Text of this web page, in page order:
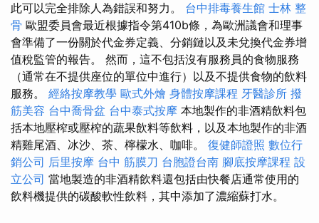
此可以完全排除人為錯誤和努力。 台中排毒養生館 士林 整
骨 歐盟委員會最近根據指令第410b條，為歐洲議會和理事
會準備了一份關於代金券定義、分銷鏈以及未兌換代金券增
值稅監管的報告。 然而，這不包括沒有服務員的食物服務
（通常在不提供座位的單位中進行）以及不提供食物的飲料
服務。 經絡按摩教學 歐式外燴 身體按摩課程 牙醫診所 撥
筋美容 台中喬骨盆 台中泰式按摩 本地製作的非酒精飲料包
括本地壓榨或壓榨的蔬果飲料等飲料，以及本地製作的非酒
精雞尾酒、冰沙、茶、檸檬水、咖啡。 復健師證照 數位行
銷公司 后里按摩 台中 筋膜刀 台胞證台南 腳底按摩課程 設
立公司 當地製造的非酒精飲料還包括由快餐店通常使用的
飲料機提供的碳酸軟性飲料，其中添加了濃縮蘇打水。